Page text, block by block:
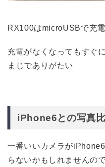
RX100はmicroUSBで充
充電がなくなってもすぐ
まじでありがたい
iPhone6との写真
一番いいカメラが
らないかもしれませんの